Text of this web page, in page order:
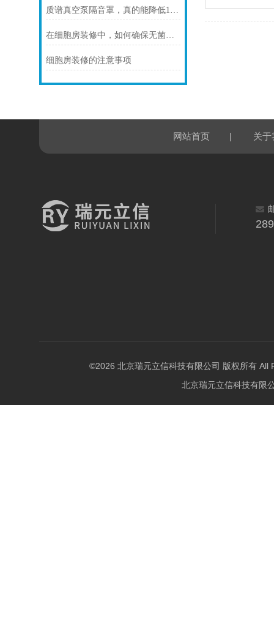
质谱真空泵隔音罩，真的能降低15分贝吗？
在细胞房装修中，如何确保无菌操作环境的建立？
细胞房装修的注意事项
网站首页 | 关于
©2026 北京瑞元立信科技有限公司 版权所有 All
北京瑞元立信科技有限